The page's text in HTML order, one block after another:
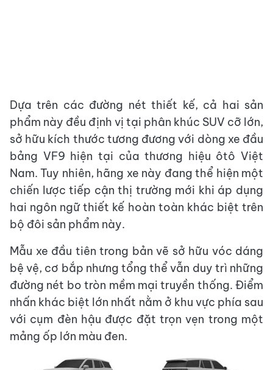
Dựa trên các đường nét thiết kế, cả hai sản
phẩm này đều định vị tại phân khúc SUV cỡ lớn,
sở hữu kích thước tương đương với dòng xe đầu
bảng VF9 hiện tại của thương hiệu ôtô Việt
Nam. Tuy nhiên, hãng xe này đang thể hiện một
chiến lược tiếp cận thị trường mới khi áp dụng
hai ngôn ngữ thiết kế hoàn toàn khác biệt trên
bộ đôi sản phẩm này.
Mẫu xe đầu tiên trong bản vẽ sở hữu vóc dáng
bệ vệ, cơ bắp nhưng tổng thể vẫn duy trì những
đường nét bo tròn mềm mại truyền thống. Điểm
nhấn khác biệt lớn nhất nằm ở khu vực phía sau
với cụm đèn hậu được đặt trọn vẹn trong một
mảng ốp lớn màu đen.